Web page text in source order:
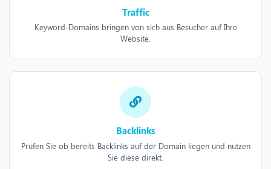
Traffic
Keyword-Domains bringen von sich aus Besucher auf Ihre
Website.
Backlinks
Prüfen Sie ob bereits Backlinks auf der Domain liegen und nutzen
Sie diese direkt.